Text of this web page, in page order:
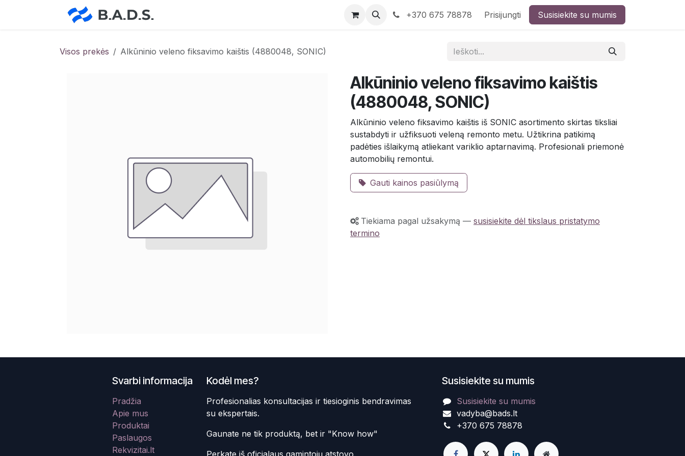
+370 675 78878 Prisijungti Susisiekite su mumis
Visos prekės Alkūninio veleno fiksavimo kaištis (4880048, SONIC)
Alkūninio veleno fiksavimo kaištis
(4880048, SONIC)
Alkūninio veleno fiksavimo kaištis iš SONIC asortimento skirtas tiksliai
sustabdyti ir užfiksuoti veleną remonto metu. Užtikrina patikimą
padėties išlaikymą atliekant variklio aptarnavimą. Profesionali priemonė
automobilių remontui.
Gauti kainos pasiūlymą
Tiekiama pagal užsakymą — susisiekite dėl tikslaus pristatymo
termino
Susisiekite su mumis
Susisiekite su mumis
vadyba@bads.lt
+370 675 78878
Kodėl mes?
Profesionalias konsultacijas ir tiesioginis bendravimas
su ekspertais.
Gaunate ne tik produktą, bet ir "Know how"
Svarbi informacija
Pradžia
Apie mus
Produktai
Paslaugos
Rekvizitai.lt